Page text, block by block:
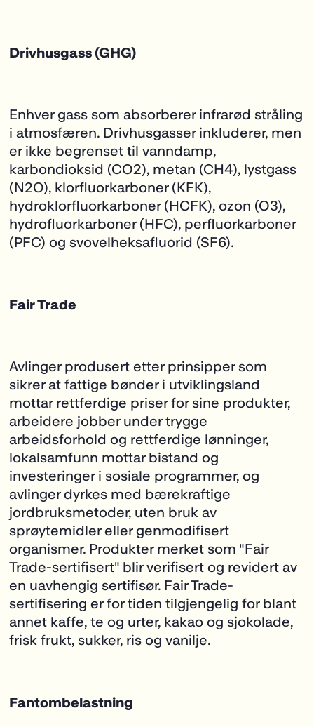
​​Drivhusgass (GHG)
Enhver gass som absorberer infrarød stråling
i atmosfæren. Drivhusgasser inkluderer, men
er ikke begrenset til vanndamp,
karbondioksid (CO2), metan (CH4), lystgass
(N2O), klorfluorkarboner (KFK),
hydroklorfluorkarboner (HCFK), ozon (O3),
hydrofluorkarboner (HFC), perfluorkarboner
(PFC) og svovelheksafluorid (SF6).
Fair Trade
Avlinger produsert etter prinsipper som
sikrer at fattige bønder i utviklingsland
mottar rettferdige priser for sine produkter,
arbeidere jobber under trygge
arbeidsforhold og rettferdige lønninger,
lokalsamfunn mottar bistand og
investeringer i sosiale programmer, og
avlinger dyrkes med bærekraftige
jordbruksmetoder, uten bruk av
sprøytemidler eller genmodifisert
organismer. Produkter merket som "Fair
Trade-sertifisert" blir verifisert og revidert av
en uavhengig sertifisør. Fair Trade-
sertifisering er for tiden tilgjengelig for blant
annet kaffe, te og urter, kakao og sjokolade,
frisk frukt, sukker, ris og vanilje.
Fantombelastning